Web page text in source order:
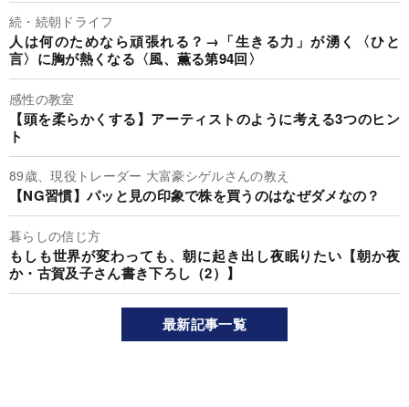
続・続朝ドライフ
人は何のためなら頑張れる？→「生きる力」が湧く〈ひと
言〉に胸が熱くなる〈風、薫る第94回〉
感性の教室
【頭を柔らかくする】アーティストのように考える3つのヒン
ト
89歳、現役トレーダー 大富豪シゲルさんの教え
【NG習慣】パッと見の印象で株を買うのはなぜダメなの？
暮らしの信じ方
もしも世界が変わっても、朝に起き出し夜眠りたい【朝か夜
か・古賀及子さん書き下ろし（2）】
最新記事一覧